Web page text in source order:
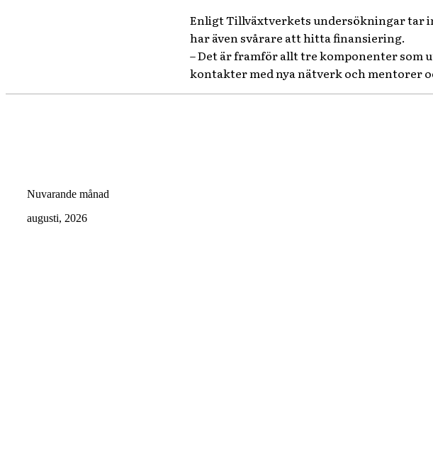
Enligt Tillväxtverkets undersökningar tar
har även svårare att hitta finansiering.
– Det är framför allt tre komponenter som
kontakter med nya nätverk och mentorer
Nuvarande månad
augusti, 2026